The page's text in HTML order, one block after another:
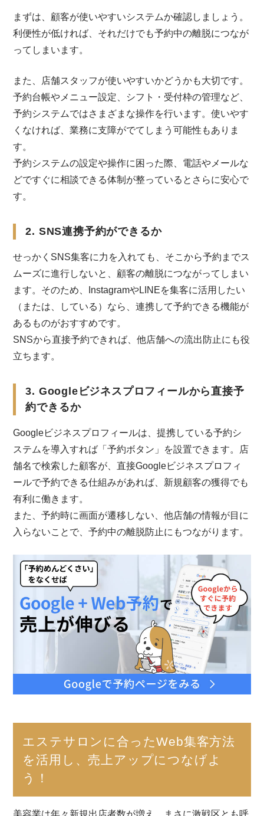
まずは、顧客が使いやすいシステムか確認しましょう。
利便性が低ければ、それだけでも予約中の離脱につなが
ってしまいます。
また、店舗スタッフが使いやすいかどうかも大切です。
予約台帳やメニュー設定、シフト・受付枠の管理など、
予約システムではさまざまな操作を行います。使いやす
くなければ、業務に支障がでてしまう可能性もありま
す。
予約システムの設定や操作に困った際、電話やメールな
どですぐに相談できる体制が整っているとさらに安心で
す。
2. SNS連携予約ができるか
せっかくSNS集客に力を入れても、そこから予約までス
ムーズに進行しないと、顧客の離脱につながってしまい
ます。そのため、InstagramやLINEを集客に活用したい
（または、している）なら、連携して予約できる機能が
あるものがおすすめです。
SNSから直接予約できれば、他店舗への流出防止にも役
立ちます。
3. Googleビジネスプロフィールから直接予
約できるか
Googleビジネスプロフィールは、提携している予約シ
ステムを導入すれば「予約ボタン」を設置できます。店
舗名で検索した顧客が、直接Googleビジネスプロフィ
ールで予約できる仕組みがあれば、新規顧客の獲得でも
有利に働きます。
また、予約時に画面が遷移しない、他店舗の情報が目に
入らないことで、予約中の離脱防止にもつながります。
エステサロンに合ったWeb集客方法
を活用し、売上アップにつなげよ
う！
美容業は年々新規出店者数が増え、まさに激戦区とも呼